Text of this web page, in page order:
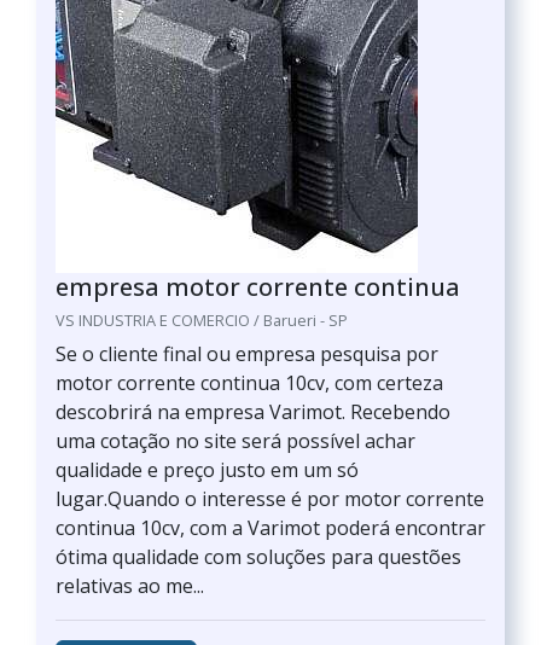
empresa motor corrente continua
VS INDUSTRIA E COMERCIO / Barueri - SP
Se o cliente final ou empresa pesquisa por
motor corrente continua 10cv, com certeza
descobrirá na empresa Varimot. Recebendo
uma cotação no site será possível achar
qualidade e preço justo em um só
lugar.Quando o interesse é por motor corrente
continua 10cv, com a Varimot poderá encontrar
ótima qualidade com soluções para questões
relativas ao me...